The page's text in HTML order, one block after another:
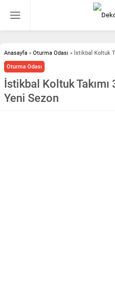
Anasayfa » Oturma Odası » İstikbal Koltuk
Oturma Odası
İstikbal Koltuk
Yeni Sezon